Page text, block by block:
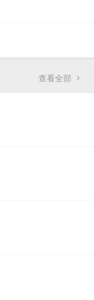
查看全部 